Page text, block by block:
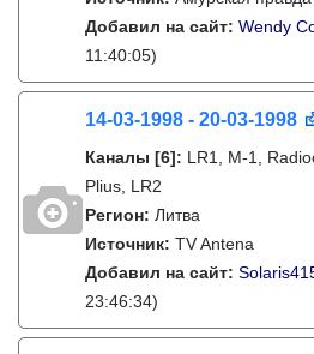
Добавил на сайт: Wendy
11:40:05)
14-03-1998 - 20-03-1998
Каналы [6]: LR1, M-1,
Plius, LR2
Регион: Литва
Источник: TV Antena
Добавил на сайт:
23:46:34)